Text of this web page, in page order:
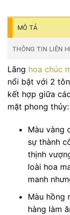
MÔ TẢ
THÔNG TIN LIÊN
Lãng hoa chúc
nổi bật với 2
kết hợp giữa
mặt phong thủy:
Màu vàng
sự thành
thịnh
loài hoa
manh
Màu hồng
hàng làm